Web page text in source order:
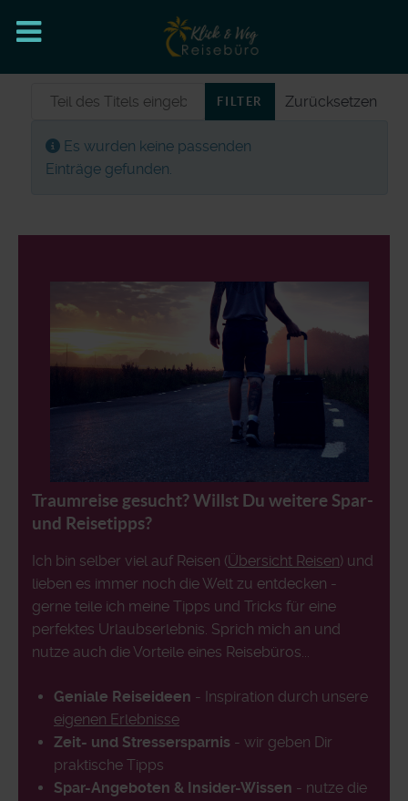
Teil des Titels eingeben FILTER
Zurücksetzen
Information
Es wurden keine passenden
Einträge gefunden.
Traumreise gesucht? Willst Du weitere Spar-
und Reisetipps?
Ich bin selber viel auf Reisen (Übersicht Reisen) und
lieben es immer noch die Welt zu entdecken -
gerne teile ich meine Tipps und Tricks für eine
perfektes Urlaubserlebnis. Sprich mich an und
nutze auch die Vorteile eines Reisebüros...
Geniale Reiseideen - Inspiration durch unsere
eigenen Erlebnisse
Zeit- und Stressersparnis - wir geben Dir
praktische Tipps
Spar-Angeboten & Insider-Wissen - nutze die